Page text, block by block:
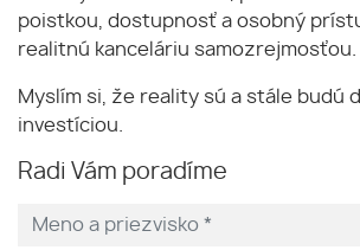
poistkou, dostupnosť a osobný
realitnú kanceláriu samozrejmosťou.
Myslím si, že reality sú a stále budú
investíciou.
Radi Vám poradíme